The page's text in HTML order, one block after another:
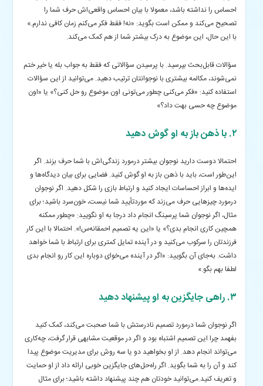
احساس را نداشته باشد، معمولا با بیان احساس واقعی‌اش حرف شما را
تصحیح می‌کند و ممکن است بگوید: «نه! فقط فکر می‌کنم زمان کافی ندارم.»
با این حال، این موضوع به درک بیشتر شما از هم کمک می‌کند.
سؤالات قابل‌بحث بپرسید. با پرسیدن سؤالاتی که فقط به جواب بله یا خیر ختم
نمی‌شوند، مکالمه بیشتری با نوجوانتان ترتیب دهید. می‌توانید از این سؤالات
استفاده کنید: «فکر می‌کنی چطور می‌تونی اون موضوع رو حل کنی؟» یا «اون
موضوع چه حسی بهت داد؟»
۲. با ذهن باز به او گوش دهید
احتمالا دوست دارید نوجوان بیشتر درمورد زندگی‌اش با شما حرف بزند. اگر
این‌طور است، باید با ذهن باز به او گوش کنید. فضایی برای بیان دیدگاه‌ها و
ایده‌ها و ابراز احساسات ایجاد کنید و ارتباط بازی را شکل دهید. اگر نوجوان
درمورد چیزهایی حرف می‌زند که موردتأیید شما نیست، خون‌سرد باشید؛ برای
مثال، اگر نوجوان شما پرسینگ انجام داد درجا به او نگویید: «چطور ممکنه
همچین کاری انجام بدی؟» یا «این یه تصمیم احمقانه‌س!». احتمالا با این کار
فرزندتان را سرکوب می‌کنید و در آینده تمایل کمتری برای ارتباط با شما خواهد
داشت. به‌جای آن بگویید: «اگر در آینده می‌خوای دوباره این کار رو انجام بدی
لطفا بهم بگو.»
۳. راهی جایگزین به او پیشنهاد دهید
اگر نوجوان شما درمورد تصمیم‌ نادرستش با شما صحبت می‌کند، کمک کنید
بفهمد چرا این تصمیم اشتباه بود و اگر در موقعیت مشابهی قرار گرفت، چه‌کاری
می‌تواند انجام دهد. از او بخواهید دو یا سه روش برای مدیریت موضوع پیدا
کند و آن را به شما بگوید. اگر راه‌حل‌های جایگزین خوبی ارائه داد از او حمایت
و تعریف کنید.می‌توانید خودتان هم چند پیشنهاد داشته باشید؛ برای مثال